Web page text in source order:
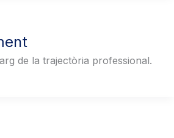
de la trajectòria professional.